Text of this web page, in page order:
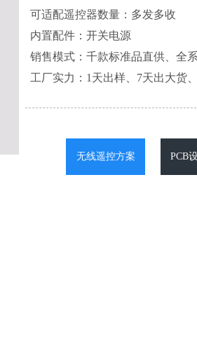
可适配遥控器数量：多发多收
内置配件：开关电源
销售模式：千款标准品直供、全
工厂实力：1天出样、7天出大货
无线遥控方案 PCB